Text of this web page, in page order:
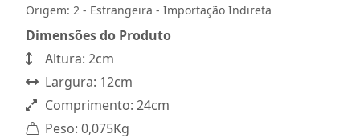
Origem: 2 - Estrangeira - Importação Indireta
Dimensões do Produto
Altura: 2cm
Largura: 12cm
Comprimento: 24cm
Peso: 0,075Kg